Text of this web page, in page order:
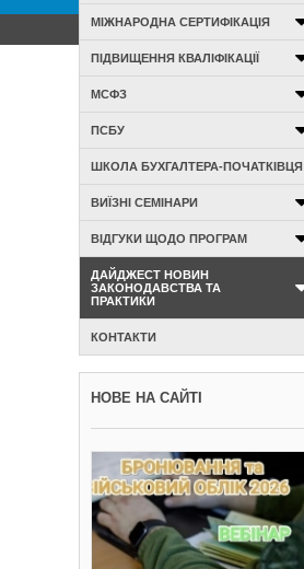
МІЖНАРОДНА СЕРТИФІКАЦІЯ
ПІДВИЩЕННЯ КВАЛІФІКАЦІЇ
МСФЗ
ПСБУ
ШКОЛА БУХГАЛТЕРА-ПОЧАТКІВЦЯ
ВИЇЗНІ СЕМІНАРИ
ВІДГУКИ ЩОДО ПРОГРАМ
ДАЙДЖЕСТ НОВИН
ЗАКОНОДАВСТВА ТА
ПРАКТИКИ
КОНТАКТИ
НОВЕ НА САЙТІ